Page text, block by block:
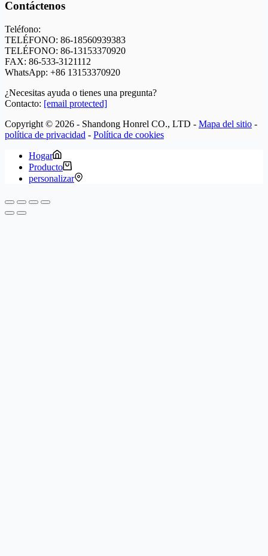
Contáctenos
Teléfono:
TELÉFONO: 86-18560939383
TELÉFONO: 86-13153370920
FAX: 86-533-3121112
WhatsApp: +86 13153370920
¿Necesitas ayuda o tienes una pregunta?
Contacto: [email protected]
Copyright © 2026 - Shandong Honrel CO., LTD - Mapa del sitio -
política de privacidad - Política de cookies
Hogar
Producto
personalizar